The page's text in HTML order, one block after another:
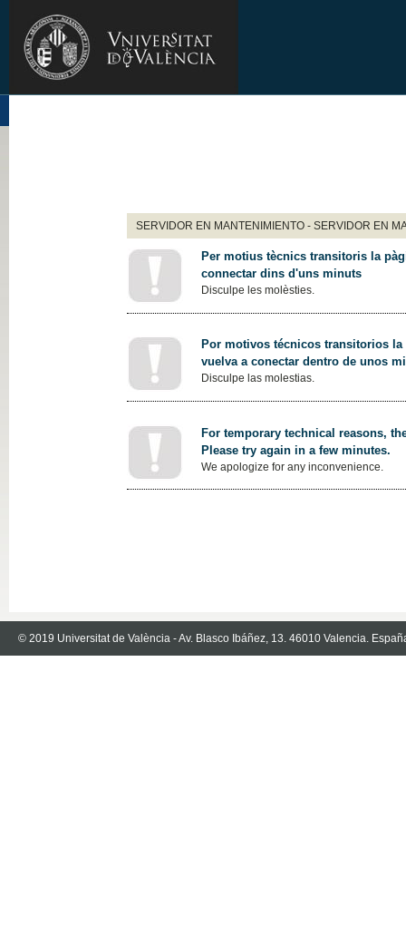
SERVIDOR EN MANTENIMIENTO - SERVIDOR EN
Per motius tècnics transitoris la
connectar dins d'uns minuts
Disculpe les molèsties.
Por motivos técnicos transitorios
vuelva a conectar dentro de unos
Disculpe las molestias.
For temporary technical reasons,
Please try again in a few minutes.
We apologize for any inconvenience.
© 2019 Universitat de València - Av. Blasco Ibáñez, 13. 46010 Valencia.